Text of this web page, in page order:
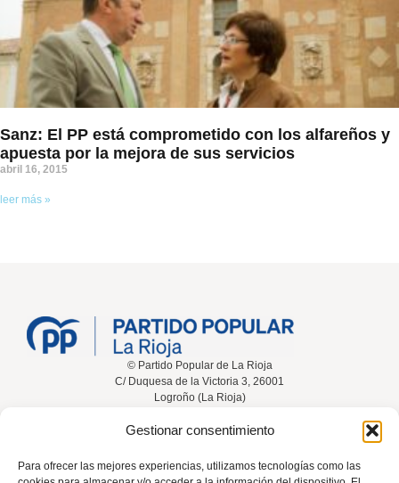
Gestionar consentimiento
Para ofrecer las mejores experiencias, utilizamos tecnologías como las
Sanz: El PP está comprometido con los alfareños y
apuesta por la mejora de sus servicios
abril 16, 2015
leer más »
© Partido Popular de La Rioja
C/ Duquesa de la Victoria 3, 26001
Logroño (La Rioja)